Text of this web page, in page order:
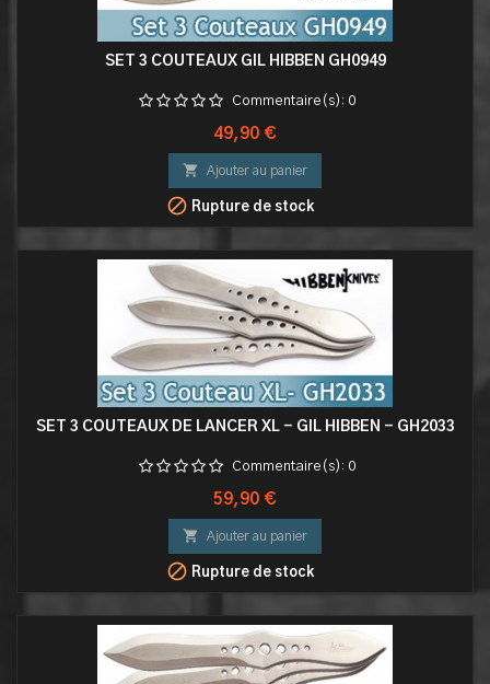
SET 3 COUTEAUX GIL HIBBEN GH0949
Commentaire(s): 0
Prix
49,90 €
 Ajouter au panier
 Rupture de stock
SET 3 COUTEAUX DE LANCER XL - GIL HIBBEN - GH2033
Commentaire(s): 0
Prix
59,90 €
 Ajouter au panier
 Rupture de stock